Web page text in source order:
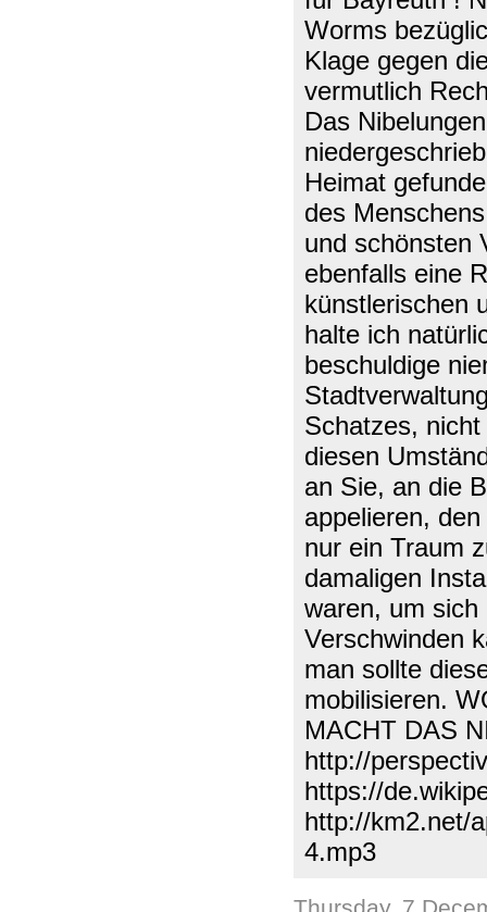
Worms
Klage gegen
vermutlich
Das
Heimat
des
und schönsten
ebenfalls eine
künstlerischen
halte ich
beschuldige
Schatzes,
diesen
an Sie, an die
appelieren,
nur ein Traum
damaligen
waren, um sich
Verschwinden
man sollte
mobilisieren.
MACHT DAS
http://
https://
http://km2.net/
4.mp3
Thursday, 7